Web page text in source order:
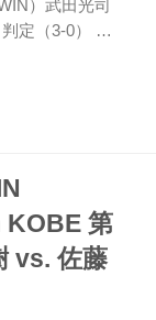
）武田光司
定（3-0） 入
武田がタック
プレッシャー
押し組むが、
これが武田の
上げ、うつろ
メージが深く
休憩を経て萩
た上で再開す
第
vs. 佐藤